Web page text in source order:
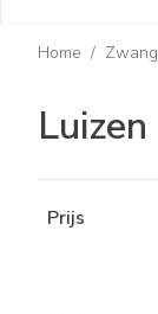
Home /
Luizen
Prijs